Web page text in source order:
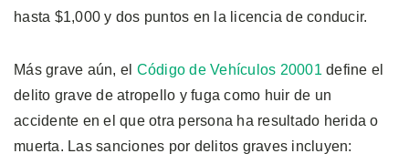
hasta $1,000 y dos puntos en la licencia de conducir.
Más grave aún, el Código de Vehículos 20001 define el
delito grave de atropello y fuga como huir de un
accidente en el que otra persona ha resultado herida o
muerta. Las sanciones por delitos graves incluyen: